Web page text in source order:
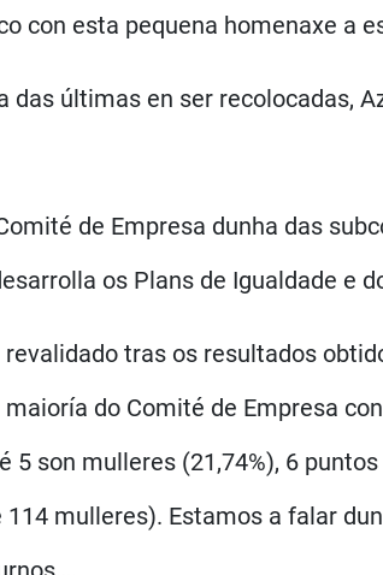
con esta pequena homenaxe a
das últimas en ser recolocadas,
de Empresa dunha das
os Plans de Igualdade e
tras os resultados
do Comité de Empresa
5 son mulleres (21,74%), 6
mulleres). Estamos a falar